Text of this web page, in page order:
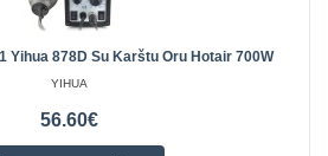
Yihua 878D Su Karštu Oru Hotair 700W
YIHUA
56.60€